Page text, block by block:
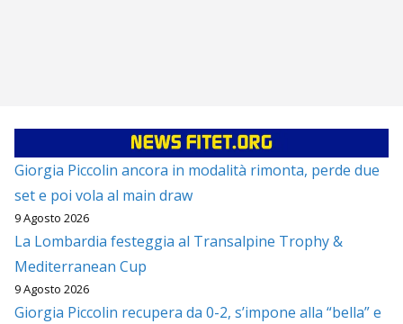
Giorgia Piccolin ancora in modalità rimonta, perde due
set e poi vola al main draw
9 Agosto 2026
La Lombardia festeggia al Transalpine Trophy &
Mediterranean Cup
9 Agosto 2026
Giorgia Piccolin recupera da 0-2, s’impone alla “bella” e